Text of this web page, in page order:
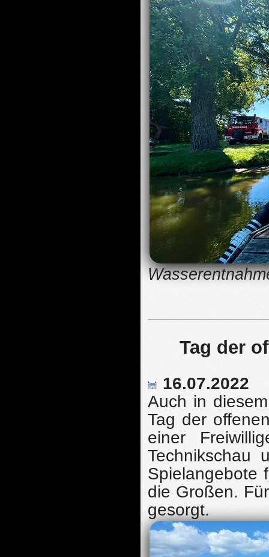
Tag der
16.07.2022
Auch in
Tag der
einer
Technikschau
Spielangebote
die Großen.
gesorgt.